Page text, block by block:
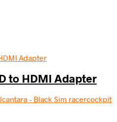
to HDMI Adapter